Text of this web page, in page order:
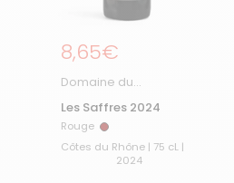
Prix régulier
8,65€
Domaine du
Les Saffres 2024
Rouge Rouge
Côtes du Rhône | 75 cL |
2024